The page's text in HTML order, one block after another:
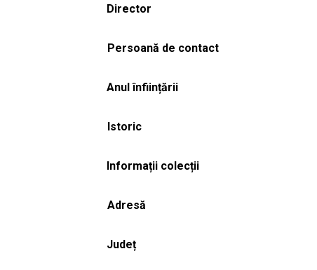
Director
Persoană de contact
Anul înființării
Istoric
Informații colecții
Adresă
Județ